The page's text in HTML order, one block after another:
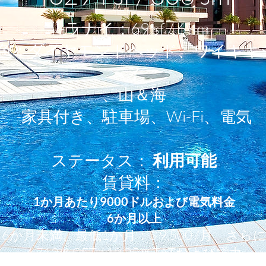
-ラナイ：69 sf / 6 sm
：ダイヤモンドヘッド、ワイキキ
ィ
、山＆海
-家具付き、駐車場、Wi-Fi、電気
ステータス：利用可能
賃貸料：
1か月あたり9000ドルおよび電気料金
6か月以上
6か月未満、最低1か月：$ 9,500 /月、さらに
4.712％GET / 10.25％TATおよび電力